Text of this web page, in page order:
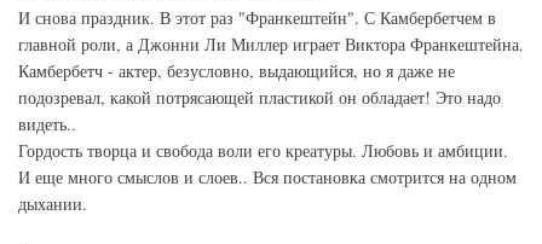
И снова праздник. В этот раз "Франкештейн". С Камбербетчем в
главной роли, а Джонни Ли Миллер играет Виктора Франкештейна.
Камбербетч - актер, безусловно, выдающийся, но я даже не
подозревал, какой потрясающей пластикой он обладает! Это надо
видеть..
Гордость творца и свобода воли его креатуры. Любовь и амбиции.
И еще много смыслов и слоев.. Вся постановка смотрится на одном
дыхании.